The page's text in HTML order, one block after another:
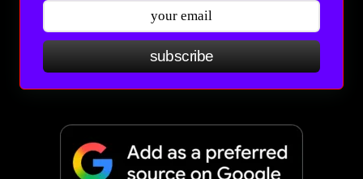
subscribe